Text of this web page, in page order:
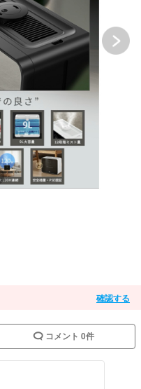
確認する
コメント 0件